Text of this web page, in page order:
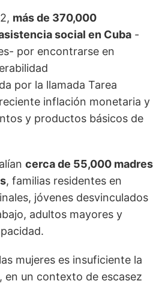
más de 370,000
social en Cuba -
por encontrarse en
por la llamada Tarea
inflación monetaria y
y productos básicos de
cerca de 55,000 madres
, familias residentes en
jóvenes desvinculados
adultos mayores y
mujeres es insuficiente la
en un contexto de escasez